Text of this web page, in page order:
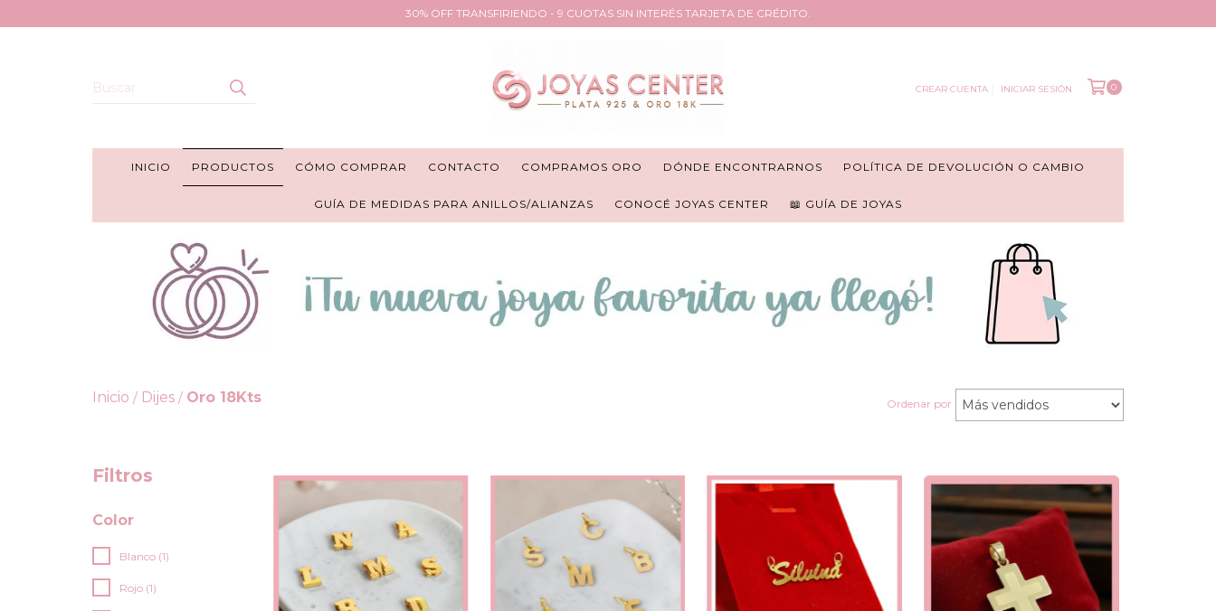
30% OFF TRANSFIRIENDO - 9 CUOTAS SIN INTERÉS TARJETA DE CRÉDITO.
CREAR CUENTA INICIAR SESIÓN 0
INICIO PRODUCTOS CÓMO COMPRAR CONTACTO COMPRAMOS ORO DÓNDE ENCONTRARNOS POLÍTICA DE DEVOLUCIÓN O CAMBIO
GUÍA DE MEDIDAS PARA ANILLOS/ALIANZAS CONOCÉ JOYAS CENTER 📖 GUÍA DE JOYAS
Inicio / Dijes / Oro 18Kts Ordenar por
Filtros
Color
Blanco (1)
Rojo (1)